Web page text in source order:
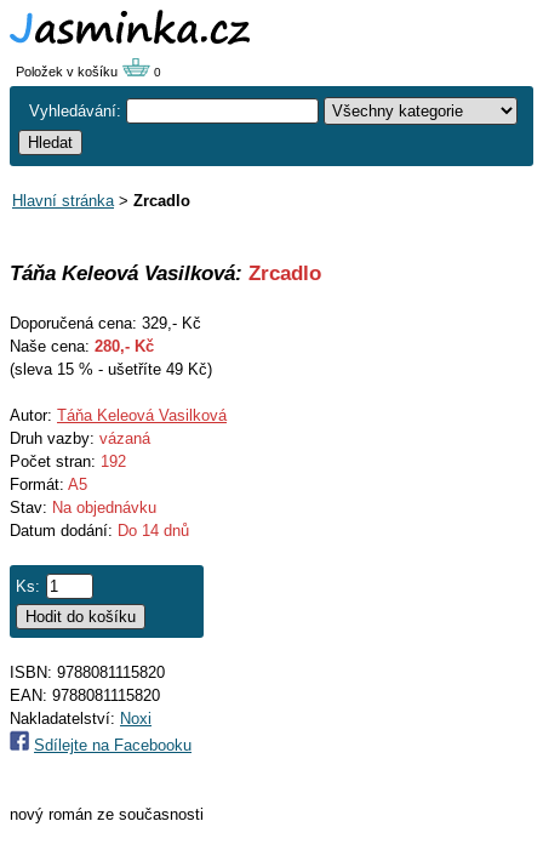
Položek v košíku 0
Vyhledávání:
Hlavní stránka> Zrcadlo
Táňa Keleová Vasilková: Zrcadlo
Doporučená cena: 329,- Kč
Naše cena: 280,- Kč
(sleva 15 % - ušetříte 49 Kč)
Autor: Táňa Keleová Vasilková
Druh vazby: vázaná
Počet stran: 192
Formát: A5
Stav: Na objednávku
Datum dodání: Do 14 dnů
Ks:
ISBN: 9788081115820
EAN: 9788081115820
Nakladatelství: Noxi
Sdílejte na Facebooku
nový román ze současnosti